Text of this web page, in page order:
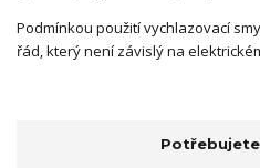
Podmínkou použití vychlazovací
řád, který není závislý na